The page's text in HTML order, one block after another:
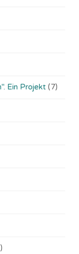
Ein Projekt (7)